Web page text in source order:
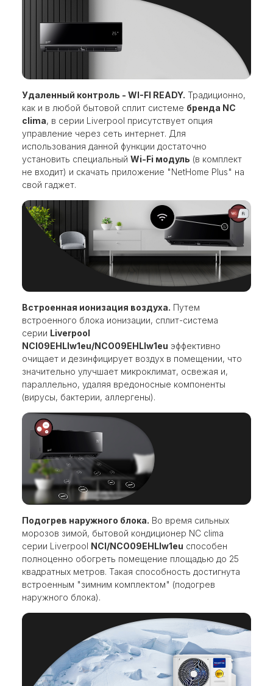
Удаленный контроль - WI-FI READY. Традиционно,
как и в любой бытовой сплит системе бренда NC
clima, в серии Liverpool присутствует опция
управление через сеть интернет. Для
использования данной функции достаточно
установить специальный Wi-Fi модуль (в комплект
не входит) и скачать приложение "NetHome Plus" на
свой гаджет.
Встроенная ионизация воздуха. Путем
встроенного блока ионизации, сплит-система
серии Liverpool
NCI09EHLIw1eu/NCO09EHLIw1eu эффективно
очищает и дезинфицирует воздух в помещении, что
значительно улучшает микроклимат, освежая и,
параллельно, удаляя вредоносные компоненты
(вирусы, бактерии, аллергены).
Подогрев наружного блока. Во время сильных
морозов зимой, бытовой кондиционер NC clima
серии Liverpool NCI/NCO09EHLIw1eu способен
полноценно обогреть помещение площадью до 25
квадратных метров. Такая способность достигнута
встроенным "зимним комплектом" (подогрев
наружного блока).